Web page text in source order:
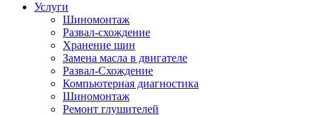
Услуги
Шиномонтаж
Развал-схождение
Хранение шин
Замена масла в двигателе
Развал-Схождение
Компьютерная диагностика
Шиномонтаж
Ремонт глушителей